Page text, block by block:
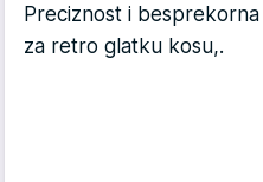
Preciznost i
za retro glatku kosu,.